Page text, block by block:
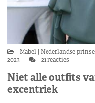
Mabel Nederlandse
2023
21 reacties
Niet alle outfits
excentriek